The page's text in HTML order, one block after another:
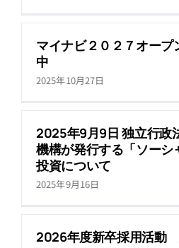
マイナビ２０２７オープ
中
2025年10月27日
2025年9月9日 独立行政
機構が発行する「ソーシ
投資について
2025年9月16日
2026年度新卒採用活動